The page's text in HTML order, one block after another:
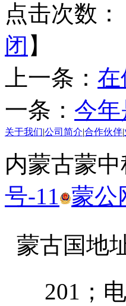
点击次数：
闭 】
上一条： 在
一条： 今
关于我们 公司简介 合作伙伴
内蒙古蒙
号-11 蒙公
蒙古国地
201；